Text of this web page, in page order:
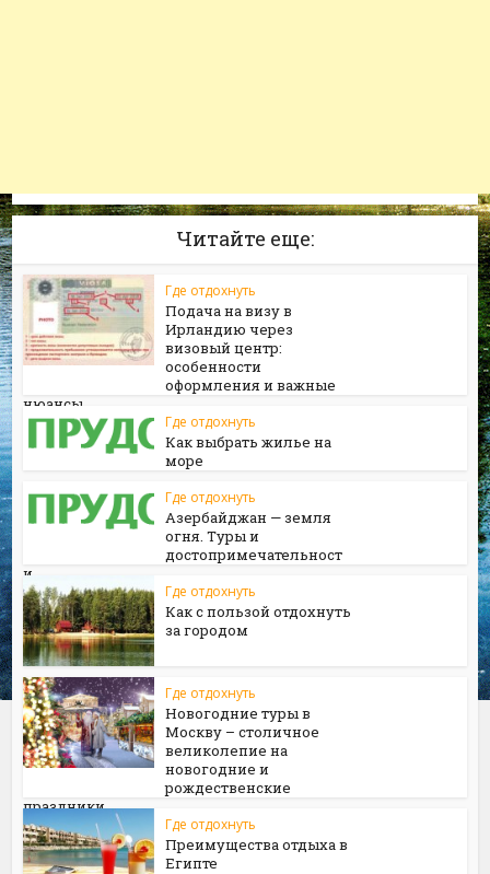
Читайте еще:
Где отдохнуть
Подача на визу в
Ирландию через
визовый центр:
особенности
оформления и важные
нюансы
Где отдохнуть
Как выбрать жилье на
море
Где отдохнуть
Азербайджан — земля
огня. Туры и
достопримечательност
и
Где отдохнуть
Как с пользой отдохнуть
за городом
Где отдохнуть
Новогодние туры в
Москву – столичное
великолепие на
новогодние и
рождественские
праздники
Где отдохнуть
Преимущества отдыха в
Египте